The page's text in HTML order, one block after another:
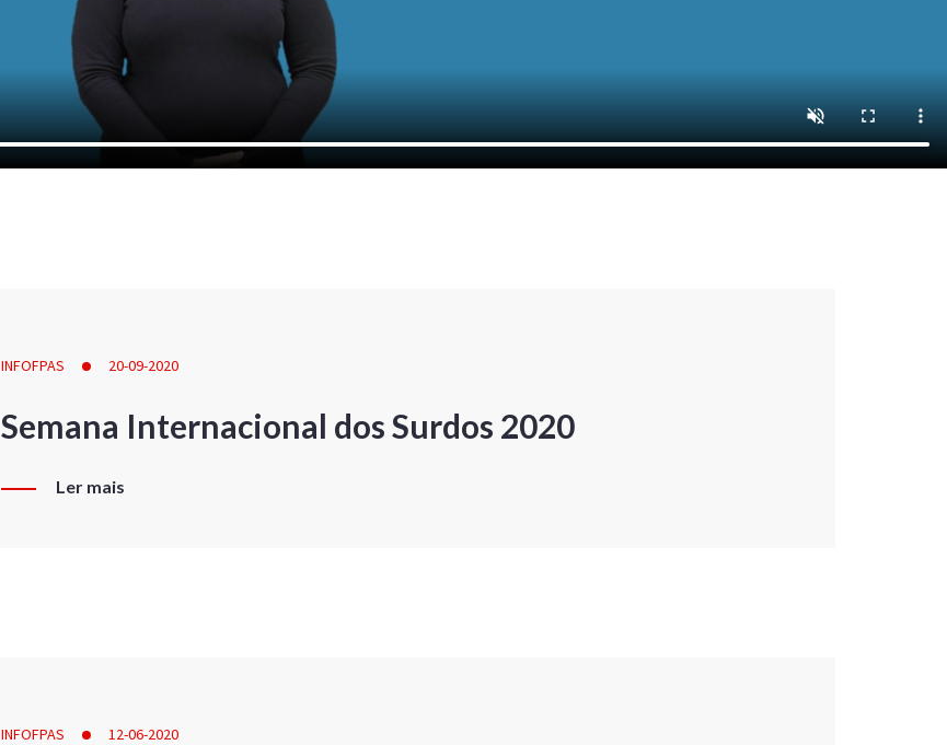
INFOFPAS 20-09-2020
Semana Internacional dos Surdos 2020
Ler mais
INFOFPAS 12-06-2020